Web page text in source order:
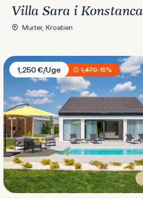
Villa Sara i Konstanca
Murter, Kroatien
Villa Le
1,250 €/Uge
1,470-15%